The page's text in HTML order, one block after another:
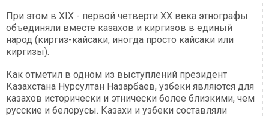
При этом в ХІХ - первой четверти ХХ века этнографы
объединяли вместе казахов и киргизов в единый
народ (киргиз-кайсаки, иногда просто кайсаки или
киргизы).
Как отметил в одном из выступлений президент
Казахстана Нурсултан Назарбаев, узбеки являются для
казахов исторически и этнически более близкими, чем
русские и белорусы. Казахи и узбеки составляли